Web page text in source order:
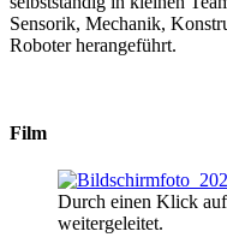
Sensorik, Mechanik,
Roboter herangeführt.
Film
Durch einen Klick
weitergeleitet.